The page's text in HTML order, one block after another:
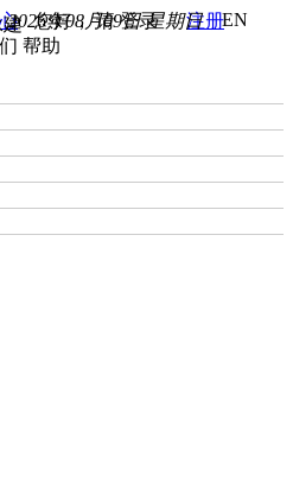
您好， 请登录 注册EN
2026年08月09日 星期日
建
帮助